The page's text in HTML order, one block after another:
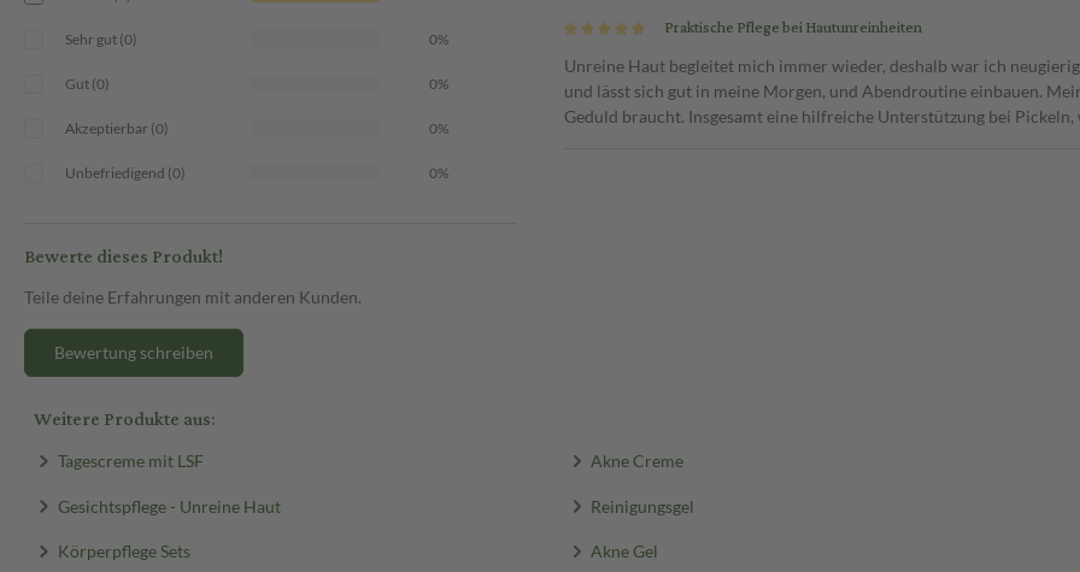
Sehr gut (0) 0%
Gut (0) 0%
Akzeptierbar (0) 0%
Unbefriedigend (0) 0%
Bewerte dieses Produkt!
Teile deine Erfahrungen mit anderen Kunden.
Bewertung schreiben
Praktische Pflege bei Hautunreinheiten
Unreine Haut begleitet mich immer wieder, deshalb war ich
und lässt sich gut in meine Morgen, und Abendroutine einbauen.
Geduld braucht. Insgesamt eine hilfreiche Unterstützung bei
Weitere Produkte aus:
Tagescreme mit LSF Akne Creme
Gesichtspflege - Unreine Haut Reinigungsgel
Körperpflege Sets Akne Gel